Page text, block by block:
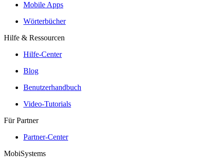
Mobile Apps
Wörterbücher
Hilfe & Ressourcen
Hilfe-Center
Blog
Benutzerhandbuch
Video-Tutorials
Für Partner
Partner-Center
MobiSystems